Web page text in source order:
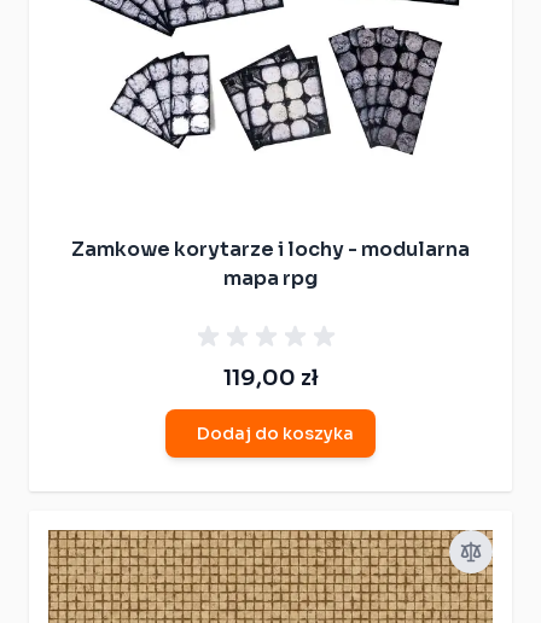
Zamkowe korytarze i lochy - modularna
mapa rpg
119,00 zł
Dodaj do koszyka